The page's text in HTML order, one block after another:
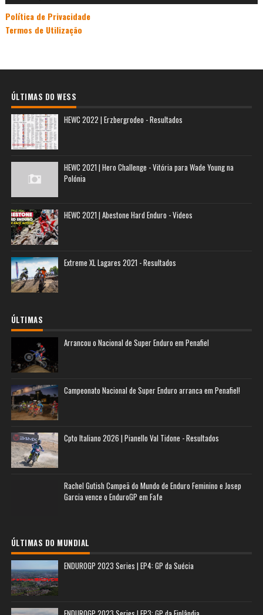
Política de Privacidade
Termos de Utilização
ÚLTIMAS DO WESS
HEWC 2022 | Erzbergrodeo - Resultados
HEWC 2021 | Hero Challenge - Vitória para Wade Young na
Polónia
HEWC 2021 | Abestone Hard Enduro - Videos
Extreme XL Lagares 2021 - Resultados
ÚLTIMAS
Arrancou o Nacional de Super Enduro em Penafiel
Campeonato Nacional de Super Enduro arranca em Penafiel!
Cpto Italiano 2026 | Pianello Val Tidone - Resultados
Rachel Gutish Campeã do Mundo de Enduro Feminino e Josep
Garcia vence o EnduroGP em Fafe
ÚLTIMAS DO MUNDIAL
ENDUROGP 2023 Series | EP4: GP da Suécia